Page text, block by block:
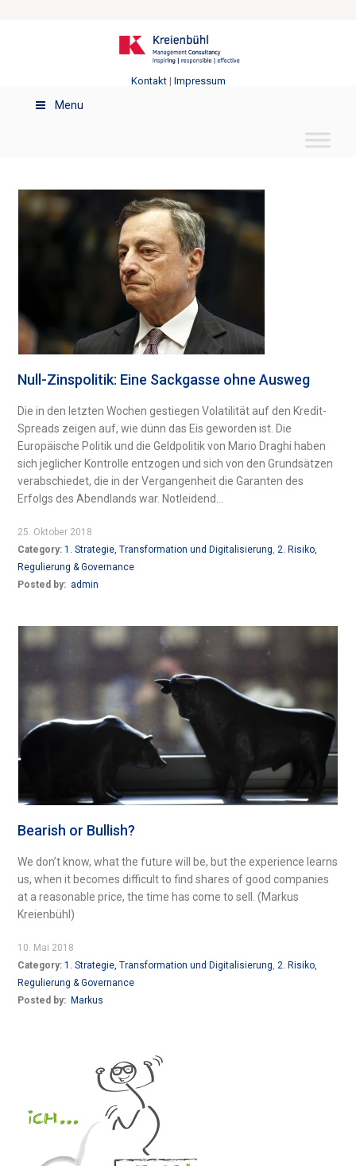
Kontakt| Impressum
Menu
Null-Zinspolitik: Eine Sackgasse ohne Ausweg
Die in den letzten Wochen gestiegen Volatilität auf den Kredit-
Spreads zeigen auf, wie dünn das Eis geworden ist. Die
Europäische Politik und die Geldpolitik von Mario Draghi haben
sich jeglicher Kontrolle entzogen und sich von den Grundsätzen
verabschiedet, die in der Vergangenheit die Garanten des
Erfolgs des Abendlands war. Notleidend...
25. Oktober 2018
Category:1. Strategie, Transformation und Digitalisierung,2. Risiko,
Regulierung & Governance
Posted by: admin
Bearish or Bullish?
We don’t know, what the future will be, but the experience learns
us, when it becomes difficult to find shares of good companies
at a reasonable price, the time has come to sell. (Markus
Kreienbühl)
10. Mai 2018
Category:1. Strategie, Transformation und Digitalisierung,2. Risiko,
Regulierung & Governance
Posted by: Markus